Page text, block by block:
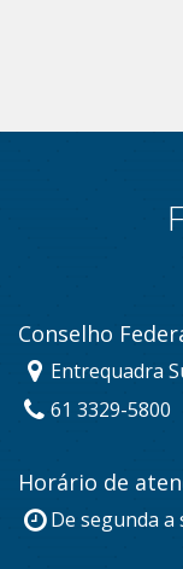
Conselho
Entrequadra
61 3329-5800
Horário de
De segunda a